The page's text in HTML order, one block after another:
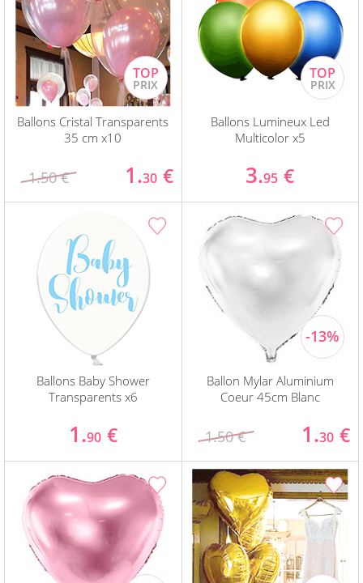
Ballons Cristal Transparents
35 cm x10
1.50 € 1.30 €
Ballons Lumineux Led
Multicolor x5
3.95 €
Ballons Baby Shower
Transparents x6
1.90 €
Ballon Mylar Aluminium
Coeur 45cm Blanc
1.50 € 1.30 €